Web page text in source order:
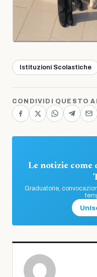
Istituzioni Scolastiche
CONDIVIDI QUESTO
Le notizie come
Graduatorie,